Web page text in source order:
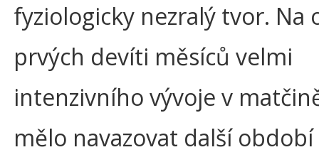
fyziologicky nezralý tvor. Na
prvých devíti měsíců velmi
intenzivního vývoje v
mělo navazovat další období